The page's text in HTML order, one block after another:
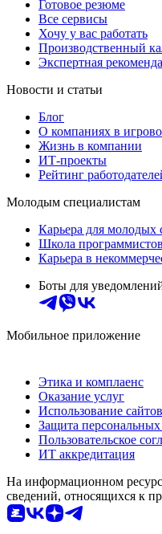
Готовое резюме
Все сервисы
Хочу у вас работать
Производственный
Экспертная
Новости и статьи
Блог
О компаниях в
Жизнь в компании
ИТ-проекты
Рейтинг
Молодым специалистам
Карьера для молодых
Школа программистов
Карьера в
Боты для
Мобильное приложение
Этика и комплаенс
Оказание услуг
Использование сайтов
Защита
Пользовательское
ИТ аккредитация
На информационном
сведений, относящихся к